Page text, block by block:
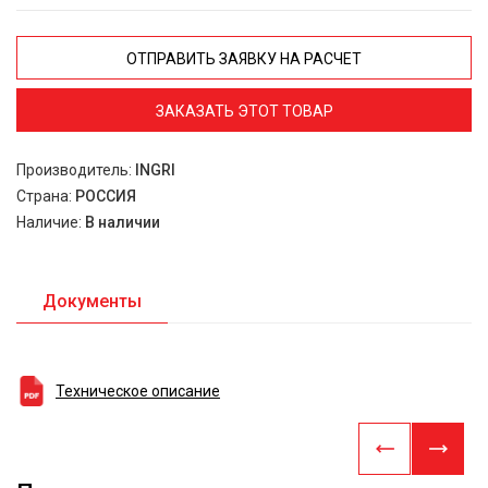
ОТПРАВИТЬ ЗАЯВКУ НА РАСЧЕТ
ЗАКАЗАТЬ ЭТОТ ТОВАР
Производитель:
INGRI
Страна: РОССИЯ
Наличие: В наличии
Документы
Техническое описание